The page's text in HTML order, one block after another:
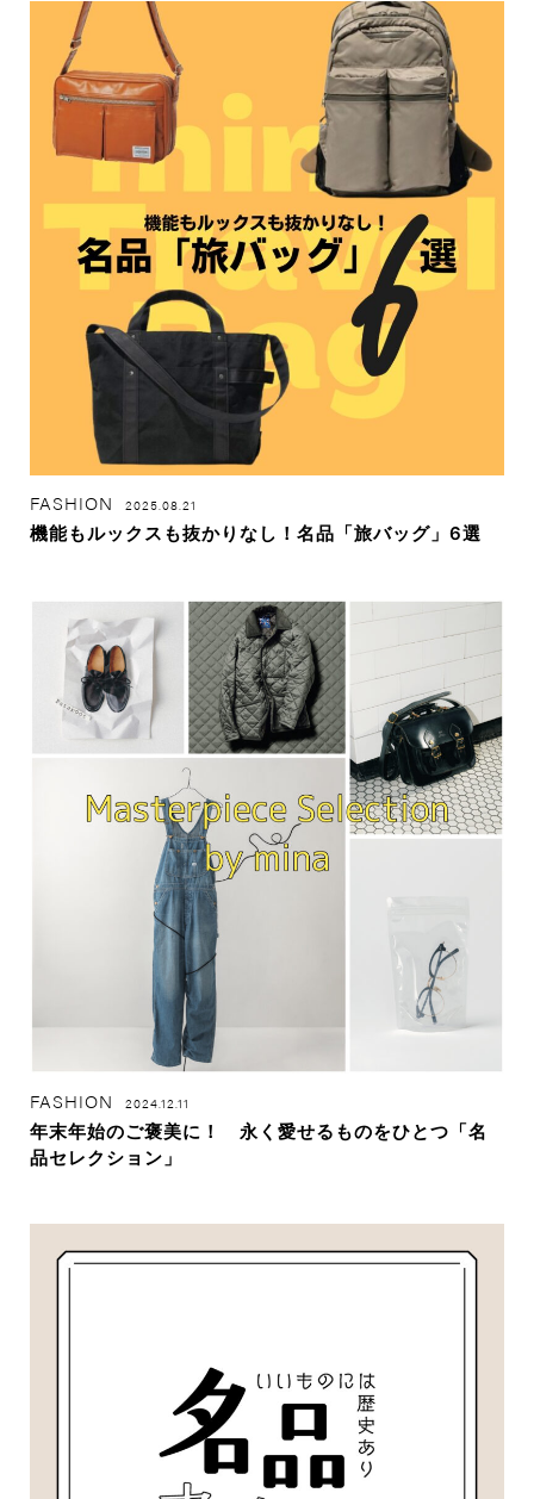
FASHION 2025.08.21
機能もルックスも抜かりなし！名品「旅バッグ」6選
FASHION 2024.12.11
年末年始のご褒美に！ 永く愛せるものをひとつ「名
品セレクション」